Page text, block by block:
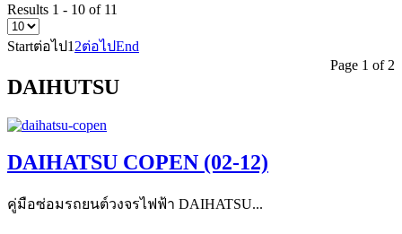
Results 1 - 10 of 11
Startต่อไป1 2ต่อไปEnd
Page 1 of 2
DAIHUTSU
DAIHATSU COPEN (02-12)
คู่มือซ่อมรถยนต์วงจรไฟฟ้า DAIHATSU...